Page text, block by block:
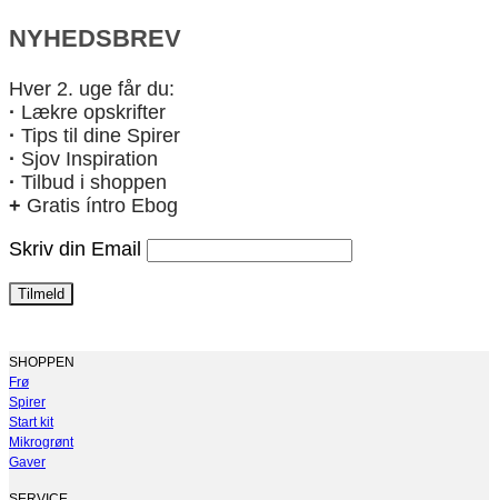
NYHEDSBREV
Hver 2. uge får du:
· Lækre opskrifter
· Tips til dine Spirer
· Sjov Inspiration
· Tilbud i shoppen
+ Gratis íntro Ebog
Skriv din Email
SHOPPEN
Frø
Spirer
Start kit
Mikrogrønt
Gaver